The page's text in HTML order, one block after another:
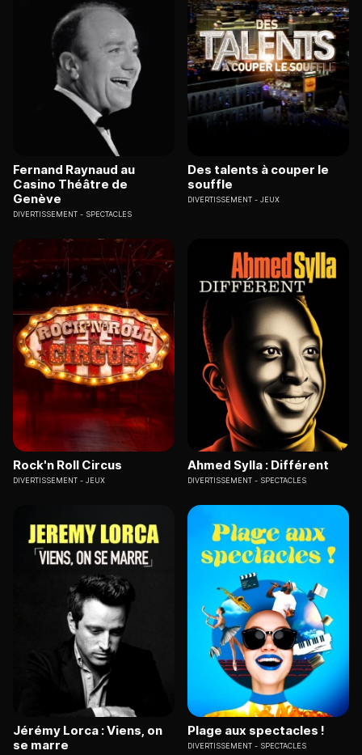
Fernand Raynaud au
Casino Théâtre de
Genève
DIVERTISSEMENT SPECTACLES
Des talents à couper le
souffle
DIVERTISSEMENT JEUX
Rock'n Roll Circus
DIVERTISSEMENT JEUX
Ahmed Sylla : Différent
DIVERTISSEMENT SPECTACLES
Jérémy Lorca : Viens, on
se marre
Plage aux spectacles !
DIVERTISSEMENT SPECTACLES